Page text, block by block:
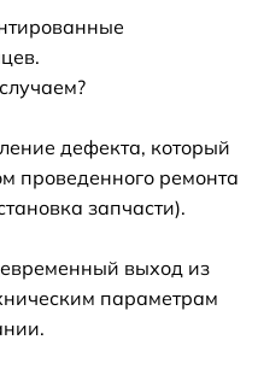
дефекта, который
проведенного ремонта
запчасти).
выход из
параметрам